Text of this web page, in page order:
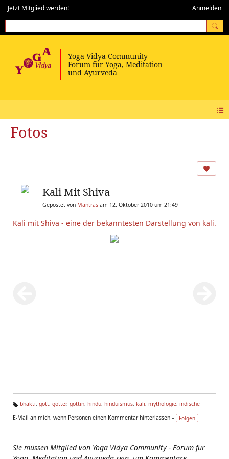
Jetzt Mitglied werden! Anmelden
Fotos
Kali Mit Shiva
Gepostet von Mantras am 12. Oktober 2010 um 21:49
Kali mit Shiva - eine der bekanntesten Darstellung von kali.
g
bhakti, gott, götter, göttin, hindu, hinduismus, kali, mythologie, indische
E-Mail an mich, wenn Personen einen Kommentar hinterlassen –
Folgen
Sie müssen Mitglied von Yoga Vidya Community - Forum für